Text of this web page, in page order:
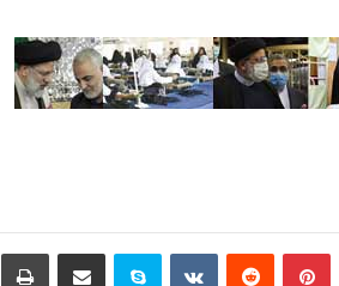
‫تامبلر ‫پین‌ترست‫رددیت ‫VKontakteاسکایپ اشتراک گذاری از طریق ایمیل